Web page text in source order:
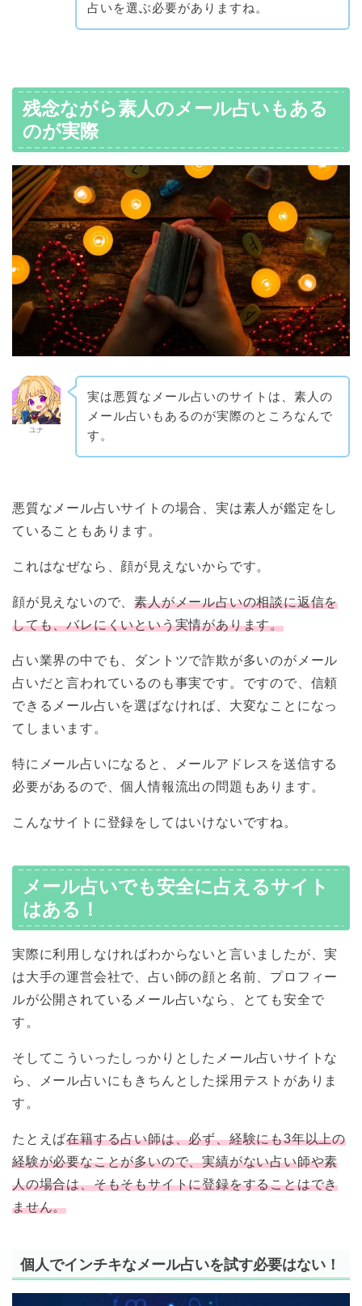
占いを選ぶ必要がありますね。
残念ながら素人のメール占いもある
のが実際
ユナ
実は悪質なメール占いのサイトは、素人の
メール占いもあるのが実際のところなんで
す。
悪質なメール占いサイトの場合、実は素人が鑑定をし
ていることもあります。
これはなぜなら、顔が見えないからです。
顔が見えないので、素人がメール占いの相談に返信を
しても、バレにくいという実情があります。
占い業界の中でも、ダントツで詐欺が多いのがメール
占いだと言われているのも事実です。ですので、信頼
できるメール占いを選ばなければ、大変なことになっ
てしまいます。
特にメール占いになると、メールアドレスを送信する
必要があるので、個人情報流出の問題もあります。
こんなサイトに登録をしてはいけないですね。
メール占いでも安全に占えるサイト
はある！
実際に利用しなければわからないと言いましたが、実
は大手の運営会社で、占い師の顔と名前、プロフィー
ルが公開されているメール占いなら、とても安全で
す。
そしてこういったしっかりとしたメール占いサイトな
ら、メール占いにもきちんとした採用テストがありま
す。
たとえば在籍する占い師は、必ず、経験にも3年以上の
経験が必要なことが多いので、実績がない占い師や素
人の場合は、そもそもサイトに登録をすることはでき
ません。
個人でインチキなメール占いを試す必要はない！